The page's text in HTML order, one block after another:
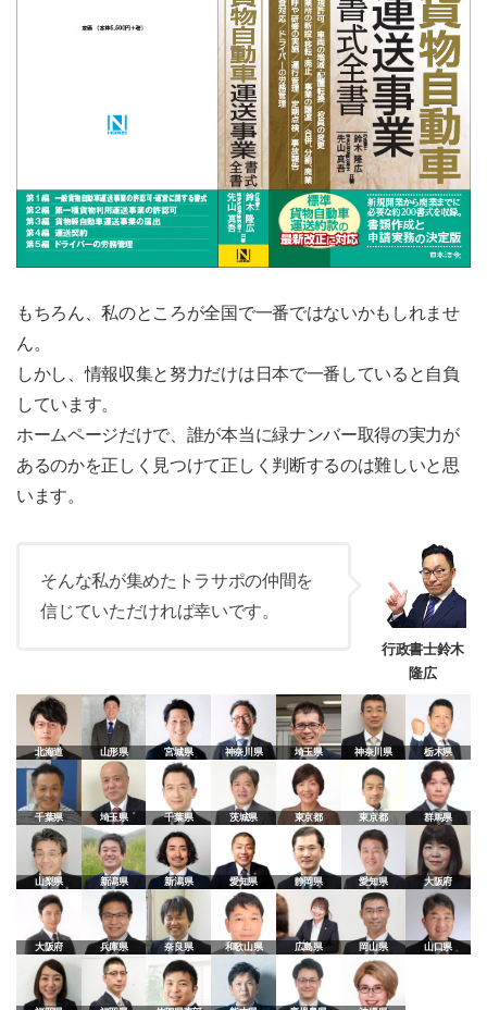
もちろん、私のところが全国で一番ではないかもしれませ
ん。
しかし、情報収集と努力だけは日本で一番していると自負
しています。
ホームページだけで、誰が本当に緑ナンバー取得の実力が
あるのかを正しく見つけて正しく判断するのは難しいと思
います。
行政書士鈴木
隆広
そんな私が集めたトラサポの仲間を
信じていただければ幸いです。
北海道 山形県 宮城県 神奈川県 埼玉県 神奈川県 栃木県
千葉県 埼玉県 千葉県 茨城県 東京都 東京都 群馬県
山梨県 新潟県 新潟県 愛知県 静岡県 愛知県 大阪府
大阪府 兵庫県 奈良県 和歌山県 広島県 岡山県 山口県